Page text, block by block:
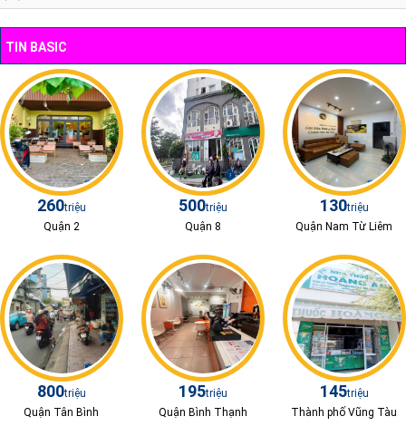
TIN BASIC
260triệu
Quận 2
500triệu
Quận 8
130triệu
Quận Nam Từ Liêm
800triệu
Quận Tân Bình
195triệu
Quận Bình Thạnh
145triệu
Thành phố Vũng Tàu